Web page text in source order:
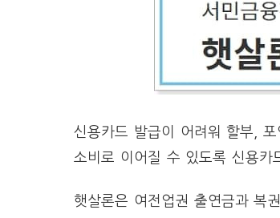
신용카드 발급이 어려워 할부,
소비로 이어질 수 있도록 신용카
햇살론은 여전업권 출연금과 복